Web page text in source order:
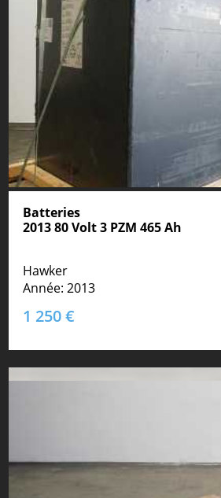
Batteries
2013 80 Volt 3 PZM 465 Ah
Hawker
Année: 2013
1 250 €